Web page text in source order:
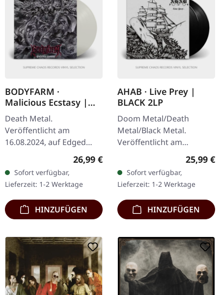
BODYFARM ·
Malicious Ecstasy |
ULTRA CLEAR LP
Death Metal.
Veröffentlicht am
16.08.2024, auf Edged
Circle Productions. Ultra
Clear Vinyl mit Insert.
Bodyfarm kehrt mit aller
Gewalt zurück und…
Regulärer Preis:
26,99 €
Sofort verfügbar,
Lieferzeit: 1-2 Werktage
HINZUFÜGEN
AHAB · Live Prey |
BLACK 2LP
Doom Metal/Death
Metal/Black Metal.
Veröffentlicht am
26.06.2020, auf Napalm
Records. Schwarzes Vinyl
im Gatefold-Cover mit
Etching auf der D-Seite.…
25,99 €
Sofort verfügbar,
Lieferzeit: 1-2 Werktage
HINZUFÜGEN